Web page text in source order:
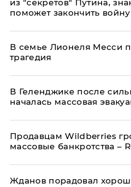
из "секретов" Путина,
поможет закончить войну
В семье Лионеля Месси
трагедия
В Геленджике после
началась массовая
Продавцам Wildberries
массовые банкротства –
Жданов порадовал